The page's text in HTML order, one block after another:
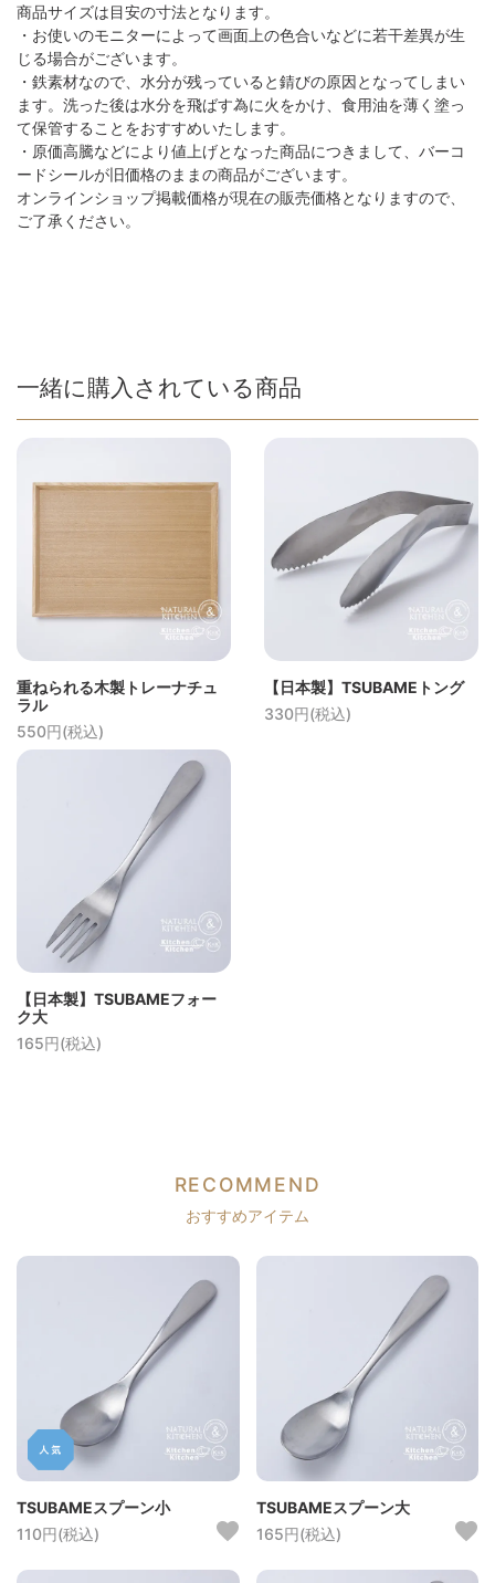
商品サイズは目安の寸法となります。
・お使いのモニターによって画面上の色合いなどに若干差異が生
じる場合がございます。
・鉄素材なので、水分が残っていると錆びの原因となってしまい
ます。洗った後は水分を飛ばす為に火をかけ、食用油を薄く塗っ
て保管することをおすすめいたします。
・原価高騰などにより値上げとなった商品につきまして、バーコ
ードシールが旧価格のままの商品がございます。
オンラインショップ掲載価格が現在の販売価格となりますので、
ご了承ください。
一緒に購入されている商品
重ねられる木製トレーナチュ
ラル
550円(税込)
【日本製】TSUBAMEトング
330円(税込)
【日本製】TSUBAMEフォー
ク大
165円(税込)
RECOMMEND
おすすめアイテム
TSUBAMEスプーン小
110円(税込)
TSUBAMEスプーン大
165円(税込)